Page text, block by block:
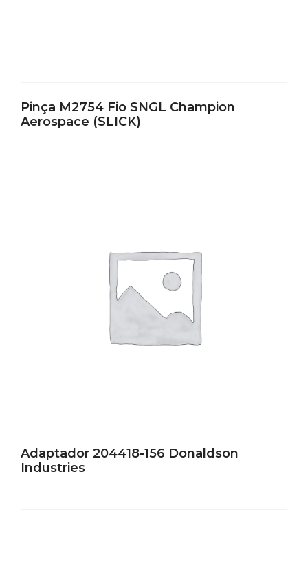
Pinça M2754 Fio SNGL Champion
Aerospace (SLICK)
Adaptador 204418-156 Donaldson
Industries